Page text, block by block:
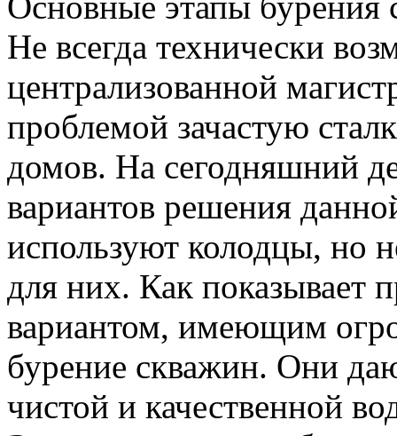
Не всегда технически
централизованной
проблемой зачастую
домов. На сегодняшний
вариантов решения
используют колодцы, но
для них. Как показывает
вариантом, имеющим
бурение скважин. Они
чистой и качественной